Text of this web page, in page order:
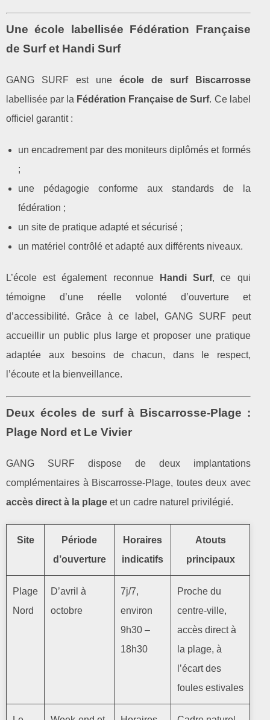
Une école labellisée Fédération Française
de Surf et Handi Surf
GANG SURF est une école de surf Biscarrosse
labellisée par la Fédération Française de Surf. Ce label
officiel garantit :
un encadrement par des moniteurs diplômés et formés
;
une pédagogie conforme aux standards de la
fédération ;
un site de pratique adapté et sécurisé ;
un matériel contrôlé et adapté aux différents niveaux.
L’école est également reconnue Handi Surf, ce qui
témoigne d’une réelle volonté d’ouverture et
d’accessibilité. Grâce à ce label, GANG SURF peut
accueillir un public plus large et proposer une pratique
adaptée aux besoins de chacun, dans le respect,
l’écoute et la bienveillance.
Deux écoles de surf à Biscarrosse‑Plage :
Plage Nord et Le Vivier
GANG SURF dispose de deux implantations
complémentaires à Biscarrosse‑Plage, toutes deux avec
accès direct à la plage et un cadre naturel privilégié.
Site
Période
d’ouverture
Horaires
indicatifs
Atouts
principaux
Plage
Nord
D’avril à
octobre
7j/7,
environ
9h30 –
18h30
Proche du
centre‑ville,
accès direct à
la plage, à
l’écart des
foules estivales